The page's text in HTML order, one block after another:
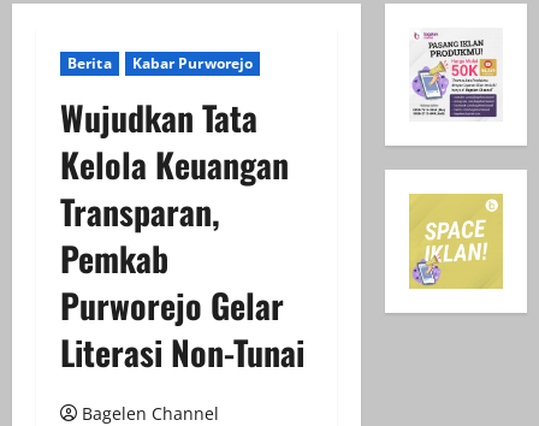
Berita Kabar Purworejo
Wujudkan Tata
Kelola Keuangan
Transparan,
Pemkab
Purworejo Gelar
Literasi Non-Tunai
Bagelen Channel